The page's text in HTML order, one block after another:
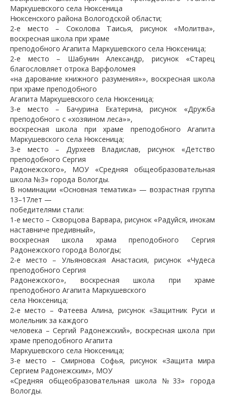
Маркушевского села Нюксеница
Нюксенского района Вологодской области;
2-е место – Соколова Таисья, рисунок «Молитва»,
воскресная школа при храме
преподобного Агапита Маркушевского села Нюксеница;
2-е место – Шабунин Александр, рисунок «Старец
благословляет отрока Варфоломея
«на дарование книжного разумения»», воскресная школа
при храме преподобного
Агапита Маркушевского села Нюксеница;
3-е место – Бачурина Екатерина, рисунок «Дружба
преподобного с «хозяином леса»»,
воскресная школа при храме преподобного Агапита
Маркушевского села Нюксеница;
3-е место – Дурхеев Владислав, рисунок «Детство
преподобного Сергия
Радонежского», МОУ «Средняя общеобразовательная
школа №3» города Вологды.
В номинации «Основная тематика» — возрастная группа
13–17лет —
победителями стали:
1-е место – Скворцова Варвара, рисунок «Радуйся, инокам
наставниче предивный»,
воскресная школа храма преподобного Сергия
Радонежского города Вологды;
2-е место – Ульяновская Анастасия, рисунок «Чудеса
преподобного Сергия
Радонежского», воскресная школа при храме
преподобного Агапита Маркушевского
села Нюксеница;
2-е место – Фатеева Алина, рисунок «Защитник Руси и
молельник за каждого
человека – Сергий Радонежский», воскресная школа при
храме преподобного Агапита
Маркушевского села Нюксеница;
3-е место – Смирнова Софья, рисунок «Защита мира
Сергием Радонежским», МОУ
«Средняя общеобразовательная школа №33» города
Вологды.